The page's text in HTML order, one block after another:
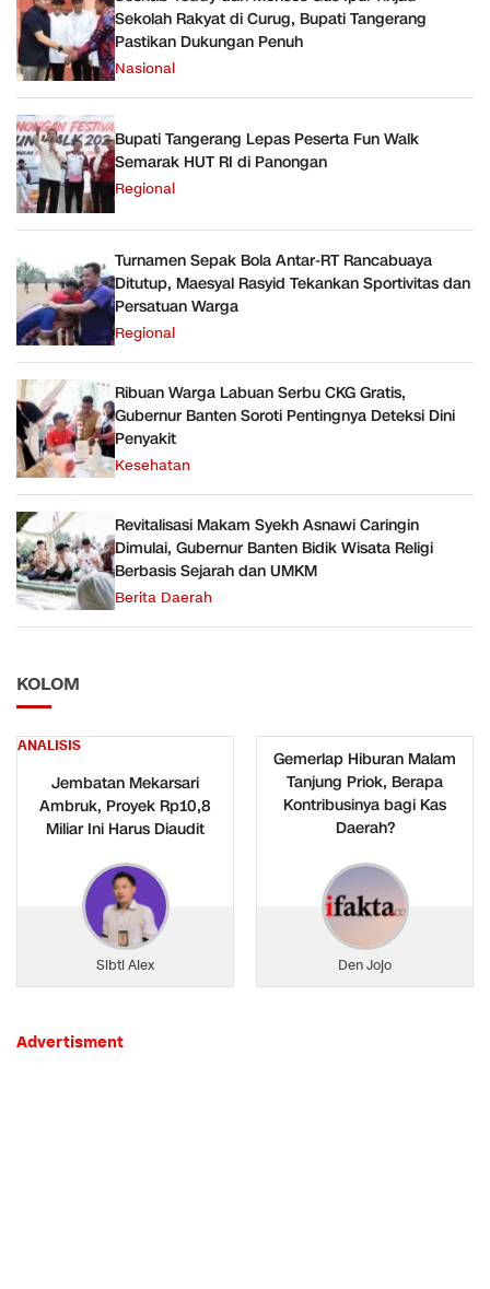
Sekolah Rakyat di Curug, Bupati Tangerang
Pastikan Dukungan Penuh
Nasional
Bupati Tangerang Lepas Peserta Fun Walk
Semarak HUT RI di Panongan
Regional
Turnamen Sepak Bola Antar-RT Rancabuaya
Ditutup, Maesyal Rasyid Tekankan Sportivitas dan
Persatuan Warga
Regional
Ribuan Warga Labuan Serbu CKG Gratis,
Gubernur Banten Soroti Pentingnya Deteksi Dini
Penyakit
Kesehatan
Revitalisasi Makam Syekh Asnawi Caringin
Dimulai, Gubernur Banten Bidik Wisata Religi
Berbasis Sejarah dan UMKM
Berita Daerah
KOLOM
ANALISIS
Jembatan Mekarsari
Ambruk, Proyek Rp10,8
Miliar Ini Harus Diaudit
Sibti Alex
Gemerlap Hiburan Malam
Tanjung Priok, Berapa
Kontribusinya bagi Kas
Daerah?
Den Jojo
Advertisment